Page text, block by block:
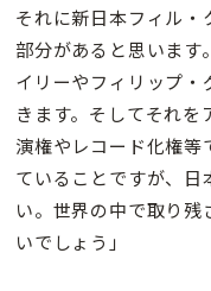
それに新日本フィル・
部分があると思います
イリーやフィリップ・
きます。そしてそれ
演権やレコード化権等
ていることですが、
い。世界の中で取り
いでしょう」